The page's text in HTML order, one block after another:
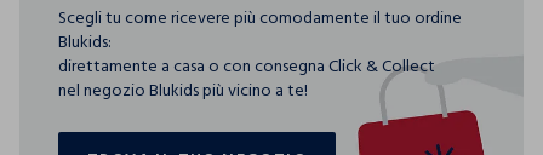
Scegli tu come ricevere più comodamente il tuo ordine
Blukids:
direttamente a casa o con consegna Click & Collect
nel negozio Blukids più vicino a te!